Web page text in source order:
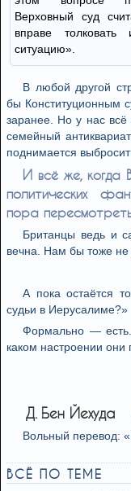
Верховный суд
вправе
ситуацию».
В любой другой
бы Конституционным
заранее. Но у нас
семейный
поднимается
И всё же, когда
политических
пора
Британцы ведь и
вечна. Нам бы тоже
А пока остаётся
судьи в Иерусалиме?»
Формально —
каком настроении они
Д. Бен Йехуда
Вольный перевод:
ВСЁ ПО ТЕМЕ